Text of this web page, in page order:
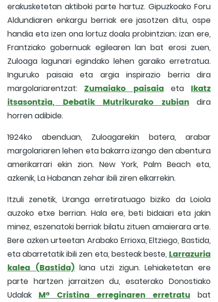
erakusketetan aktiboki parte hartuz. Gipuzkoako Foru
Aldundiaren enkargu berriak ere jasotzen ditu, ospe
handia eta izen ona lortuz doala probintzian; izan ere,
Frantziako gobernuak egilearen lan bat erosi zuen,
Zuloaga lagunari egindako lehen garaiko erretratua.
Inguruko paisaia eta argia inspirazio berria dira
margolariarentzat:Zumaiako paisaia eta Ikatz
itsasontzia, Debatik Mutrikurako zubian dira
horren adibide.
1924ko abenduan, Zuloagarekin batera, arabar
margolariaren lehen eta bakarra izango den abentura
amerikarrari ekin zion. New York, Palm Beach eta,
azkenik, La Habanan zehar ibili ziren elkarrekin.
Itzuli zenetik, Uranga erretiratuago biziko da Loiola
auzoko etxe berrian. Hala ere, beti bidaiari eta jakin
minez, eszenatoki berriak bilatu zituen amaierara arte.
Bere azken urteetan Arabako Errioxa, Eltziego, Bastida,
eta abarretatik ibili zen eta, besteak beste, Larrazuria
kalea (Bastida) lana utzi zigun. Lehiaketetan ere
parte hartzen jarraitzen du, esaterako Donostiako
Udalak Mª Cristina erreginaren erretratu
bat